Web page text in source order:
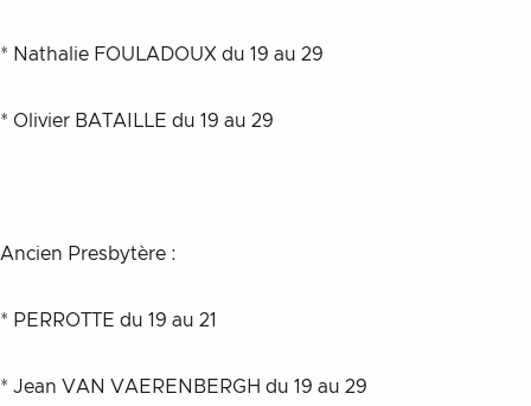
* Nathalie FOULADOUX du 19 au 29
* Olivier BATAILLE du 19 au 29
Ancien Presbytère :
* PERROTTE du 19 au 21
* Jean VAN VAERENBERGH du 19 au 29